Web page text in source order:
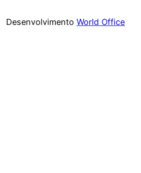
Desenvolvimento World Office